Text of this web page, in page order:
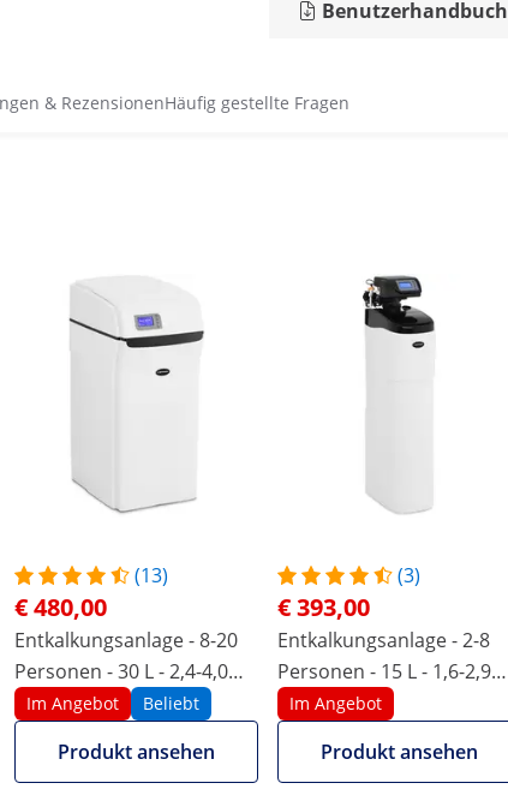
Benutzerhandbuch
& RezensionenHäufig gestellte Fragen
(13)
€ 480,00
Entkalkungsanlage - 8-20
Personen - 30 L - 2,4-4,0
m³/h
Im Angebot Beliebt
Produkt ansehen
(3)
€ 393,00
Entkalkungsanlage - 2-8
Personen - 15 L - 1,6-2,9
m³/h
Im Angebot
Produkt ansehen